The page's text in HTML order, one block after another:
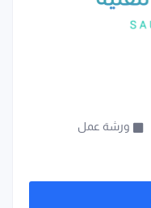
ورشة عمل